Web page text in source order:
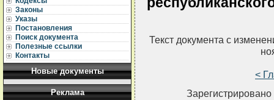
Законы
Указы
Постановления
Поиск документа
Полезные ссылки
Контакты
Новые документы
Реклама
Текст документа с
<